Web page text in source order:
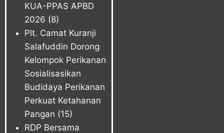
KUA-PPAS APBD
2026 (8)
Plt. Camat Kuranji
Salafuddin Dorong
Kelompok Perikanan
Sosialisasikan
Budidaya Perikanan
Perkuat Ketahanan
Pangan (15)
RDP Bersama